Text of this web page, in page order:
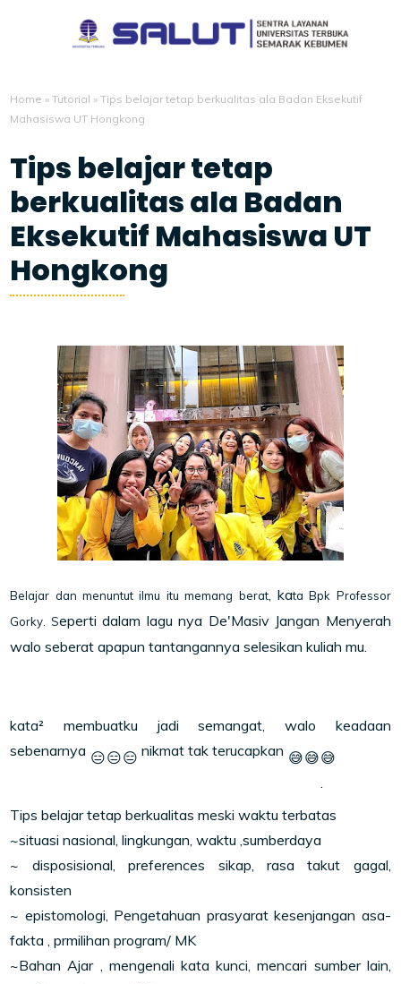
Home »Tutorial »Tips belajar tetap berkualitas ala Badan Eksekutif
Mahasiswa UT Hongkong
Tips belajar tetap
berkualitas ala Badan
Eksekutif Mahasiswa UT
Hongkong
Belajar dan menuntut ilmu itu memang berat, kata Bpk Professor
Gorky. Seperti dalam lagu nya De'Masiv Jangan Menyerah
walo seberat apapun tantangannya selesikan kuliah mu.
kata² membuatku jadi semangat, walo keadaan
sebenarnya 😑😑😑 nikmat tak terucapkan 😅😅😅
.
Tips belajar tetap berkualitas meski waktu terbatas
~situasi nasional, lingkungan, waktu ,sumberdaya
~ disposisional, preferences sikap, rasa takut gagal,
konsisten
~ epistomologi, Pengetahuan prasyarat kesenjangan asa-
fakta , prmilihan program/ MK
~Bahan Ajar , mengenali kata kunci, mencari sumber lain,